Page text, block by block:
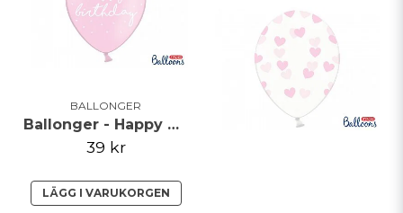
BALLONGER
Ballonger - Happy Birthday - Ljusrosa
39 kr
LÄGG I VARUKORGEN